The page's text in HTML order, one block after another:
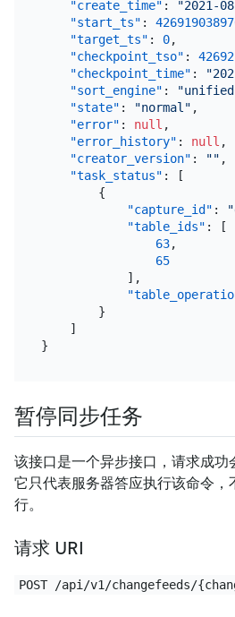
"create_time" : "2021-
"start_ts" :
"target_ts" : 0,
"checkpoint_tso" :
"checkpoint_time" :
"sort_engine" :
"state" : "normal" ,
"error" : null ,
"error_history" : null ,
"creator_version" : "" ,
"task_status" :
[
{
"capture_id" :
"table_ids" :
[
63,
65
] ,
}
]
}
暂停同步任务
该接口是一个异步接口，请求成功
它只代表服务器答应执行该命令
行。
请求 URI
POST /api/v1/changefeeds/